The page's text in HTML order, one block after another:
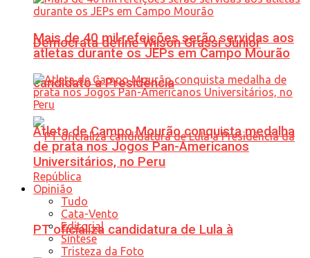
Democrata define Wilson Grassi Júnior
candidato à Presidência
PT oficializa candidatura de Lula à
Mais de 40 mil refeições serão servidas aos
atletas durante os JEPs em Campo Mourão
Atleta de Campo Mourão conquista medalha
de prata nos Jogos Pan-Americanos
Universitários, no Peru
Opinião
Tudo
Cata-Vento
Editorial
Síntese
Tristeza da Foto